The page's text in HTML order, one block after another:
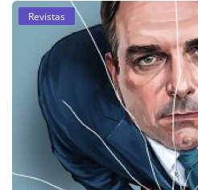
Revistas